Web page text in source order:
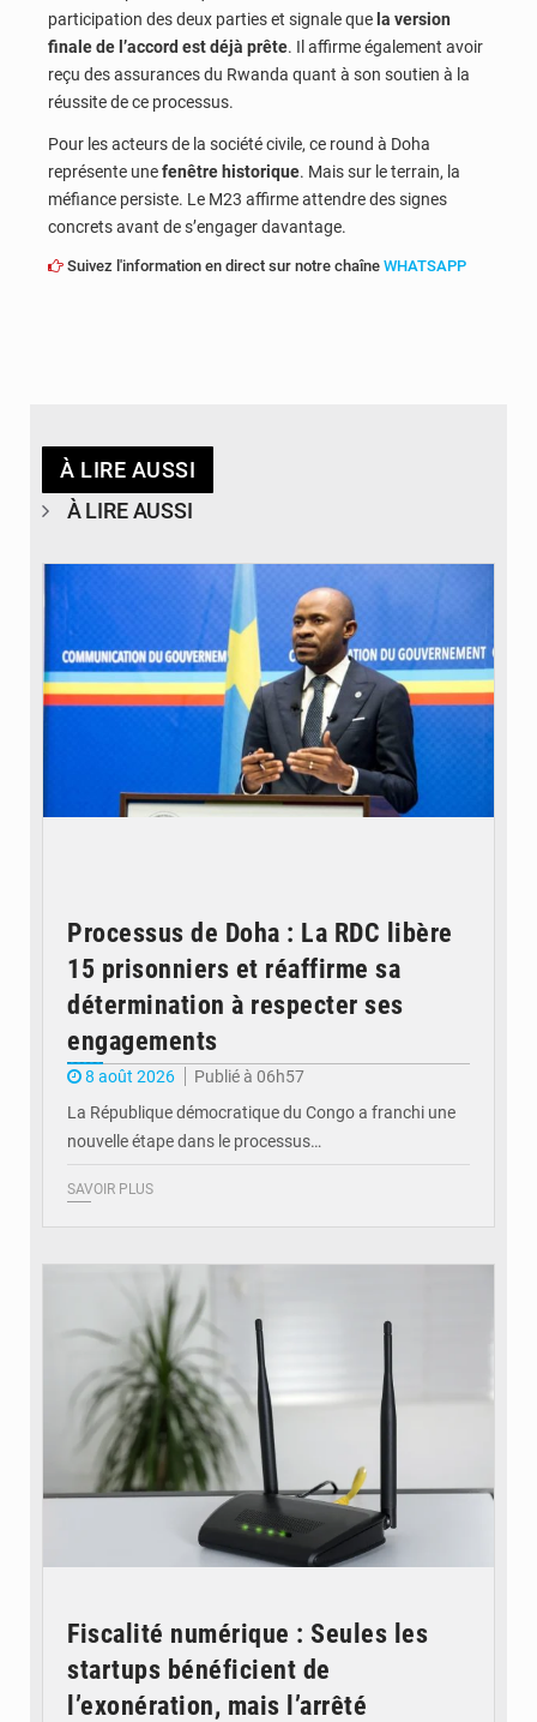
participation des deux parties et signale quela version
finale de l’accord est déjà prête. Il affirme également avoir
reçu des assurances du Rwanda quant à son soutien à la
réussite de ce processus.
Pour les acteurs de la société civile, ce round à Doha
représente unefenêtre historique. Mais sur le terrain, la
méfiance persiste. Le M23 affirme attendre des signes
concrets avant de s’engager davantage.
Suivez l'information en direct sur notre chaîne WHATSAPP
À LIRE AUSSI
À LIRE AUSSI
Processus de Doha : La RDC libère
15 prisonniers et réaffirme sa
détermination à respecter ses
engagements
8 août 2026
Publié à 06h57
La République démocratique du Congo a franchi une
nouvelle étape dans le processus…
SAVOIR PLUS
Fiscalité numérique : Seules les
startups bénéficient de
l’exonération, mais l’arrêté